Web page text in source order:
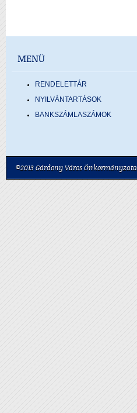
MENÜ
RENDELETTÁR
NYILVÁNTARTÁSOK
BANKSZÁMLASZÁMOK
©2013 Gárdony Város Önkormányzata